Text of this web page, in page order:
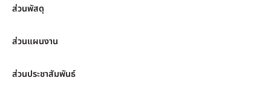
ส่วนพัสดุ
ส่วนแผนงาน
ส่วนประชาสัมพันธ์